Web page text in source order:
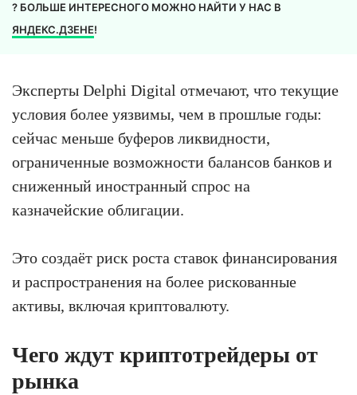
? БОЛЬШЕ ИНТЕРЕСНОГО МОЖНО НАЙТИ У НАС В
ЯНДЕКС.ДЗЕНЕ!
Эксперты Delphi Digital отмечают, что текущие
условия более уязвимы, чем в прошлые годы:
сейчас меньше буферов ликвидности,
ограниченные возможности балансов банков и
сниженный иностранный спрос на
казначейские облигации.
Это создаёт риск роста ставок финансирования
и распространения на более рискованные
активы, включая криптовалюту.
Чего ждут криптотрейдеры от
рынка